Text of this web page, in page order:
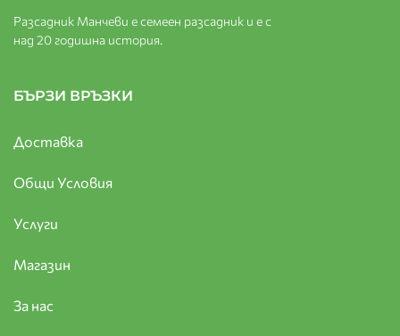
Разсадник Манчеви е семеен разсадник и е с
над 20 годишна история.
БЪРЗИ ВРЪЗКИ
Доставка
Общи Условия
Услуги
Магазин
За нас